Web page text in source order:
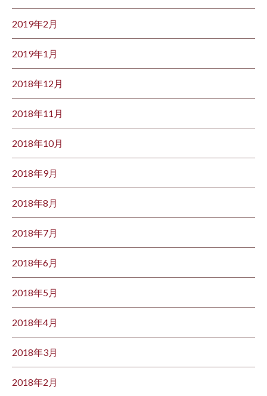
2019年2月
2019年1月
2018年12月
2018年11月
2018年10月
2018年9月
2018年8月
2018年7月
2018年6月
2018年5月
2018年4月
2018年3月
2018年2月